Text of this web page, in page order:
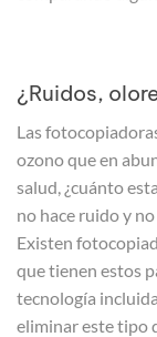
¿Ruidos,
Las
ozono que en
salud, ¿cuánto
no hace ruido y
Existen
que tienen estos
tecnología
eliminar este tipo